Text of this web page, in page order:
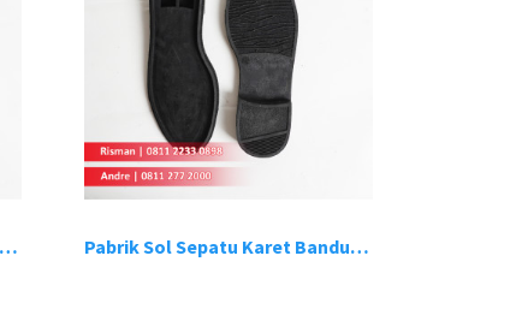
Pabrik Sol Sepatu Karet Bandung 3 Pabrik Sol Sepatu Karet Bandung 4